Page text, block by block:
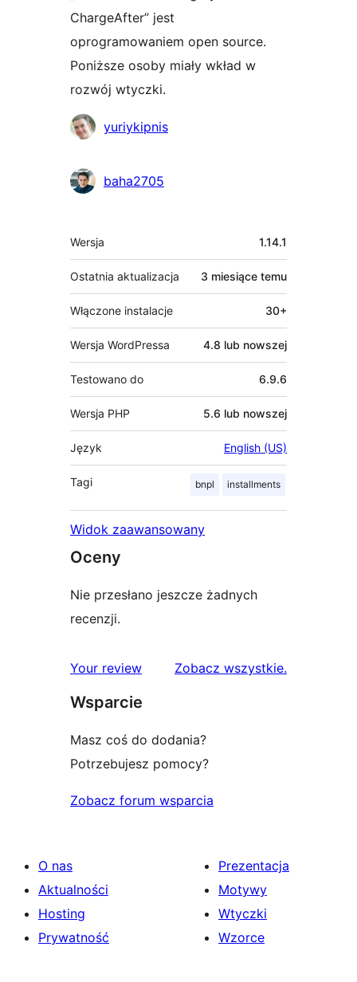
ChargeAfter” jest
oprogramowaniem open source.
Poniższe osoby miały wkład w
rozwój wtyczki.
Zaangażowani
yuriykipnis
baha2705
Meta
Wersja 1.14.1
Ostatnia aktualizacja 3 miesiące temu
Włączone instalacje 30+
Wersja WordPressa 4.8 lub nowszej
Testowano do 6.9.6
Wersja PHP 5.6 lub nowszej
Język English (US)
Tagi bnpl installments
Widok zaawansowany
Oceny
Nie przesłano jeszcze żadnych
recenzji.
Your review Zobacz wszystkierecenzje
.
Wsparcie
Masz coś do dodania?
Potrzebujesz pomocy?
Zobacz forum wsparcia
O nas
Aktualności
Hosting
Prywatność
Prezentacja
Motywy
Wtyczki
Wzorce